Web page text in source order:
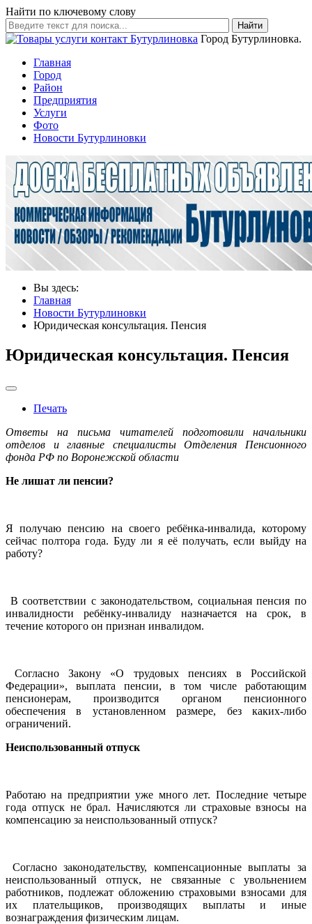
Найти по ключевому слову
Найти
Город Бутурлиновка.
Главная
Город
Район
Предприятия
Услуги
Фото
Новости Бутурлиновки
Вы здесь:
Главная
Новости Бутурлиновки
Юридическая консультация. Пенсия
Юридическая консультация. Пенсия
Печать
Ответы на письма читателей подготовили начальники
отделов и главные специалисты Отделения Пенсионного
фонда РФ по Воронежской области
Не лишат ли пенсии?
Я получаю пенсию на своего ребёнка-инвалида, которому
сейчас полтора года. Буду ли я её получать, если выйду на
работу?
В соответствии с законодательством, социальная пенсия по
инвалидности ребёнку-инвалиду назначается на срок, в
течение которого он признан инвалидом.
Согласно Закону «О трудовых пенсиях в Российской
Федерации», выплата пенсии, в том числе работающим
пенсионерам, производится органом пенсионного
обеспечения в установленном размере, без каких-либо
ограничений.
Неиспользованный отпуск
Работаю на предприятии уже много лет. Последние четыре
года отпуск не брал. Начисляются ли страховые взносы на
компенсацию за неиспользованный отпуск?
Согласно законодательству, компенсационные выплаты за
неиспользованный отпуск, не связанные с увольнением
работников, подлежат обложению страховыми взносами для
их плательщиков, производящих выплаты и иные
вознаграждения физическим лицам.